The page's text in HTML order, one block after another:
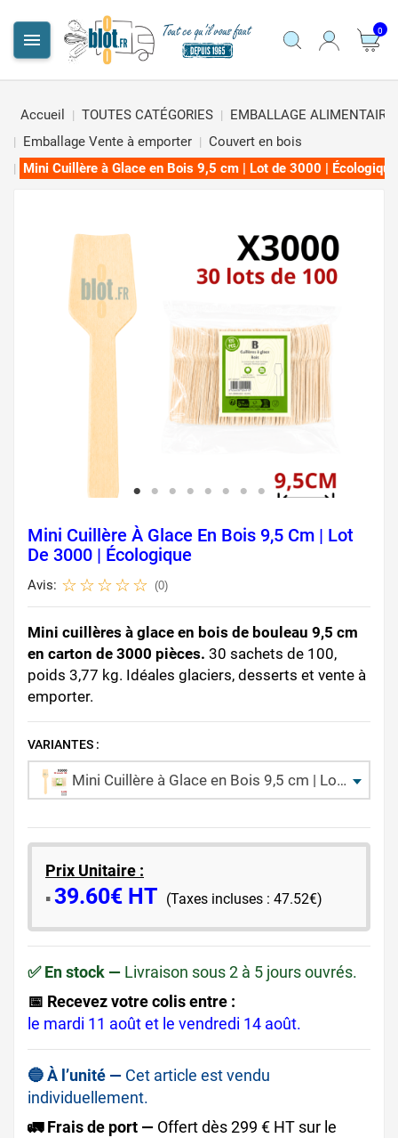
 0
Accueil TOUTES CATÉGORIES
EMBALLAGE ALIMENTAIRE
Emballage Vente à emporter
Couvert en bois
Mini Cuillère à Glace en Bois 9,5 cm | Lot de 3000 | Écologique
Mini Cuillère À Glace En Bois 9,5 Cm | Lot
De 3000 | Écologique
Avis: (0)
Mini cuillères à glace en bois de bouleau 9,5 cm
en carton de 3000 pièces. 30 sachets de 100,
poids 3,77 kg. Idéales glaciers, desserts et vente à
emporter.
VARIANTES :
Mini Cuillère à Glace en Bois 9,5 cm | Lot de 3000 | Écologique
Prix Unitaire :
​▪️​39.60€ HT (Taxes incluses : 47.52€)
✅ En stock — Livraison sous 2 à 5 jours ouvrés.
📅 Recevez votre colis entre :
le mardi 11 août et le vendredi 14 août.
🔵 À l’unité — Cet article est vendu
individuellement.
🚛 Frais de port — Offert dès 299 € HT sur le